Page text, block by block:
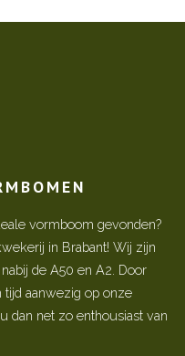
vormboom gevonden?
in Brabant! Wij zijn
de A50 en A2. Door
aanwezig op onze
dan net zo enthousiast van